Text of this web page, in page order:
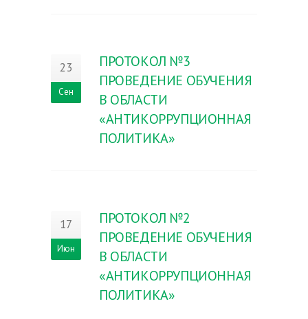
23
Сен
ПРОТОКОЛ №3
ПРОВЕДЕНИЕ ОБУЧЕНИЯ
В ОБЛАСТИ
«АНТИКОРРУПЦИОННАЯ
ПОЛИТИКА»
17
Июн
ПРОТОКОЛ №2
ПРОВЕДЕНИЕ ОБУЧЕНИЯ
В ОБЛАСТИ
«АНТИКОРРУПЦИОННАЯ
ПОЛИТИКА»